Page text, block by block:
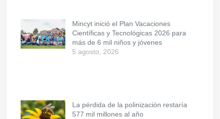
Mincyt inició el Plan Vacaciones
Científicas y Tecnológicas 2026 para
más de 6 mil niños y jóvenes
5 agosto, 2026
La pérdida de la polinización restaría
577 mil millones al año